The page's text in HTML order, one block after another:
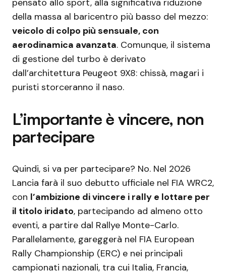
pensato allo sport, alla significativa riduzione
della massa al baricentro più basso del mezzo:
veicolo di colpo più sensuale, con
aerodinamica avanzata. Comunque, il sistema
di gestione del turbo è derivato
dall’architettura Peugeot 9X8: chissà, magari i
puristi storceranno il naso.
L’importante è vincere, non
partecipare
Quindi, si va per partecipare? No. Nel 2026
Lancia farà il suo debutto ufficiale nel FIA WRC2,
con l’ambizione di vincere i rally e lottare per
il titolo iridato, partecipando ad almeno otto
eventi, a partire dal Rallye Monte-Carlo.
Parallelamente, gareggerà nel FIA European
Rally Championship (ERC) e nei principali
campionati nazionali, tra cui Italia, Francia,